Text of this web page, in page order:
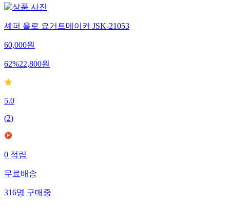
셰퍼 욜로 요거트메이커 JSK-21053
60,000원
62%22,800원
5.0
(2)
0적립
무료배송
316명구매중